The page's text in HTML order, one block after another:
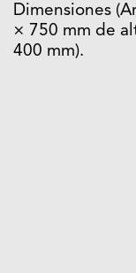
Dimensiones
× 750 mm de
400 mm).